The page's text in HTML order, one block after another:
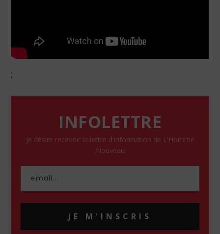
;
INFOLETTRE
Je désire recevoir la lettre d'information de L'Homme
Nouveau
JE M'INSCRIS